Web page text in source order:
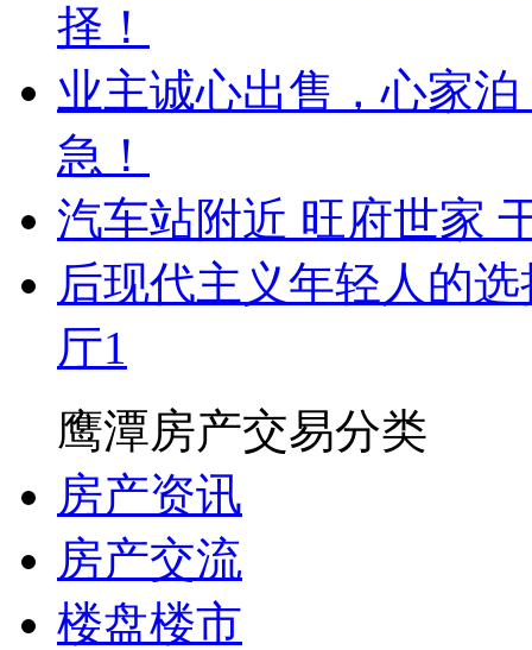
择！
业主诚心出售，心家
急！
汽车站附近 旺府世家
后现代主义年轻人的
厅1
鹰潭房产交易分类
房产资讯
房产交流
楼盘楼市